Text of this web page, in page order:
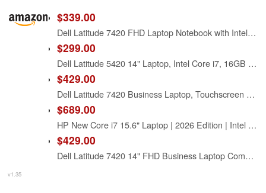
$339.00
Dell Latitude 7420 FHD Laptop Notebook with Intel Core i7 11th Gen Processor (16GB Ram, 512GB SSD, WiFi, Bluetooth) Windows 11 Pro - Carbon Fiber (Renewed)
$299.00
Dell Latitude 5420 14" Laptop, Intel Core i7, 16GB RAM, 256GB SSD, Win11 Pro (Renewed)
$429.00
Dell Latitude 7420 Business Laptop, Touchscreen Notebook, 14" FHD(1920x1080), Intel Core i7-1185G7, 32GB RAM, 512GB SSD, Backlit Keyboard, WiFi, Bluetooth, Windows 11 Pro-Carbon Fiber(Renewed)
$689.00
HP New Core i7 15.6" Laptop | 2026 Edition | Intel High-Performance Core i7-1255U up to 4.7GHz | 16GB RAM - 1TB PCIe SSD | Webcam | FHD | Long Battery Life | Windows 11 | Business & Academic
$429.00
Dell Latitude 7420 14" FHD Business Laptop Computer, Intel Core i7-1185G7, 32GB DDR4 RAM, 512GB SSD, Thunderbolt, HDMI, Windows 11 Pro (Renewed)
v1.35